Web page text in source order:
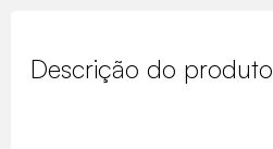
Descrição do produto